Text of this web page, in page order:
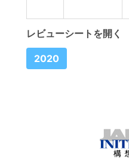
レビューシートを開く
2020